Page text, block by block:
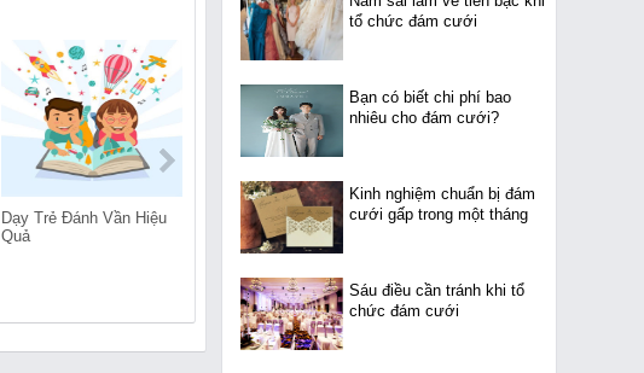
Dạy Trẻ Đánh Vần Hiệu
Quả
Dạy Trẻ Chậm Nói Như
Thế Nào?
Cách Giúp Trẻ Lấy Lại
tổ chức đám cưới
Bạn có biết chi phí bao
nhiêu cho đám cưới?
Kinh nghiệm chuẩn bị đám
cưới gấp trong một tháng
Sáu điều cần tránh khi tổ
chức đám cưới